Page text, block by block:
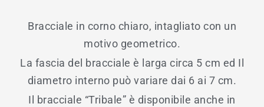
Bracciale in corno chiaro, intagliato con un
motivo geometrico.
La fascia del bracciale è larga circa 5 cm ed Il
diametro interno può variare dai 6 ai 7 cm.
Il bracciale “Tribale” è disponibile anche in